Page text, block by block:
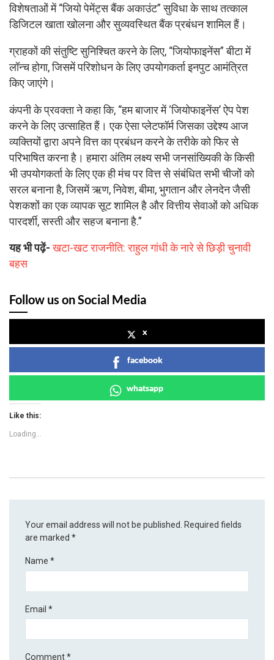
विशेषताओं में “जियो पेमेंट्स बैंक अकाउंट” सुविधा के साथ तत्काल
डिजिटल खाता खोलना और सुव्यवस्थित बैंक प्रबंधन शामिल हैं।
ग्राहकों की संतुष्टि सुनिश्चित करने के लिए, “जियोफाइनेंस” बीटा में
लॉन्च होगा, जिसमें परिशोधन के लिए उपयोगकर्ता इनपुट आमंत्रित
किए जाएंगे।
कंपनी के प्रवक्ता ने कहा कि, “हम बाजार में ‘जियोफाइनेंस’ ऐप पेश
करने के लिए उत्साहित हैं। एक ऐसा प्लेटफॉर्म जिसका उद्देश्य आज
व्यक्तियों द्वारा अपने वित्त का प्रबंधन करने के तरीके को फिर से
परिभाषित करना है। हमारा अंतिम लक्ष्य सभी जनसांख्यिकी के किसी
भी उपयोगकर्ता के लिए एक ही मंच पर वित्त से संबंधित सभी चीजों को
सरल बनाना है, जिसमें ऋण, निवेश, बीमा, भुगतान और लेनदेन जैसी
पेशकशों का एक व्यापक सूट शामिल है और वित्तीय सेवाओं को अधिक
पारदर्शी, सस्ती और सहज बनाना है.”
यह भी पढ़ें- खटा-खट राजनीति: राहुल गांधी के नारे से छिड़ी चुनावी
बहस
Follow us on Social Media
x
facebook
whatsapp
Like this:
Loading...
Your email address will not be published.
Required fields
are marked*
Name*
Email*
Comment*